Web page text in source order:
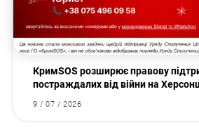
КримSOS розширює правову
постраждалих від війни на
9 / 07 / 2026